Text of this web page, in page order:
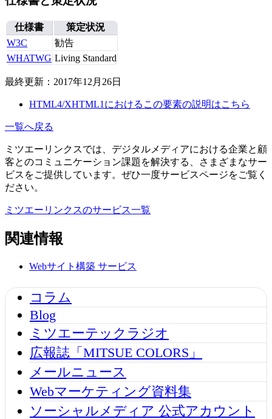
仕様書
策定状況
W3C
勧告
WHATWG Living Standard
最終更新：2017年12月26日
HTML4/XHTML1におけるこの要素の説明はこちら
一覧へ戻る
ミツエーリンクスでは、デジタルメディアにおける企業と顧
客とのコミュニケーション課題を解決する、さまざまなサー
ビスをご提供しています。ぜひ一度サービスページをご覧く
ださい。
ミツエーリンクスのサービス一覧
関連情報
Webサイト構築 サービス
コラム
Blog
ミツエーテックラジオ
広報誌「MITSUE COLORS」
メールニュース
Webマーケティング資料集
ソーシャルメディア 公式アカウント